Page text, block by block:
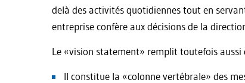
delà des activités quotidiennes tout en
entreprise confère aux décisions de la
Le «vision statement» remplit toutefois aussi
Il constitue la «colonne vertébrale» des